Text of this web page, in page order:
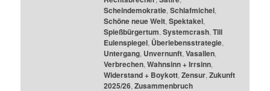
Scheindemokratie, Schlafmichel,
Schöne neue Welt, Spektakel,
Spießbürgertum, Systemcrash, Till
Eulenspiegel, Überlebensstrategie,
Untergang, Unvernunft, Vasallen,
Verbrechen, Wahnsinn + Irrsinn,
Widerstand + Boykott, Zensur, Zukunft
2025/26, Zusammenbruch